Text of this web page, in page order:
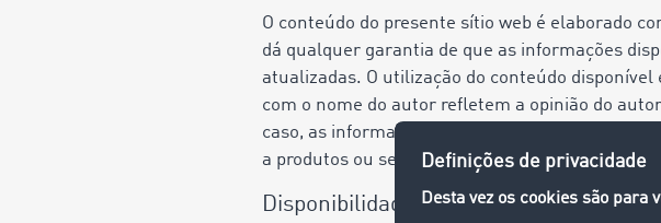
O conteúdo do presente sítio web é elaborado
dá qualquer garantia de que as informações
atualizadas. O utilização do conteúdo
com o nome do autor refletem a opinião do
caso, as informações do presente sítio web
a produtos ou serviços da TIMOCOM.
Disponibilidade do sítio web